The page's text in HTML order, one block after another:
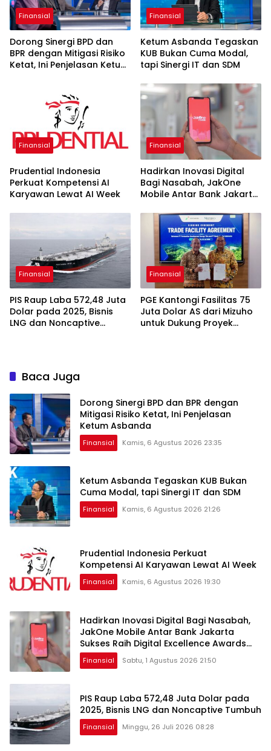
Finansial
Dorong Sinergi BPD dan
BPR dengan Mitigasi Risiko
Ketat, Ini Penjelasan Ketum
Finansial
Ketum Asbanda Tegaskan
KUB Bukan Cuma Modal,
tapi Sinergi IT dan SDM
Finansial
Prudential Indonesia
Perkuat Kompetensi AI
Karyawan Lewat AI Week
Finansial
Hadirkan Inovasi Digital
Bagi Nasabah, JakOne
Mobile Antar Bank Jakarta
Excellence Awards 2026
Finansial
PIS Raup Laba 572,48 Juta
Dolar pada 2025, Bisnis
LNG dan Noncaptive
Finansial
PGE Kantongi Fasilitas 75
Juta Dolar AS dari Mizuho
untuk Dukung Proyek
Baca Juga
Dorong Sinergi BPD dan BPR dengan
Mitigasi Risiko Ketat, Ini Penjelasan
Ketum Asbanda
Finansial Kamis, 6 Agustus 2026 23:35
Ketum Asbanda Tegaskan KUB Bukan
Cuma Modal, tapi Sinergi IT dan SDM
Finansial Kamis, 6 Agustus 2026 21:26
Prudential Indonesia Perkuat
Kompetensi AI Karyawan Lewat AI Week
Finansial Kamis, 6 Agustus 2026 19:30
Hadirkan Inovasi Digital Bagi Nasabah,
JakOne Mobile Antar Bank Jakarta
Sukses Raih Digital Excellence Awards
2026
Finansial Sabtu, 1 Agustus 2026 21:50
PIS Raup Laba 572,48 Juta Dolar pada
2025, Bisnis LNG dan Noncaptive Tumbuh
Finansial Minggu, 26 Juli 2026 08:28